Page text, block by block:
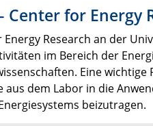
Center for Energy
Research an der
im Bereich der
Eine
aus dem Labor in die
beizutragen.